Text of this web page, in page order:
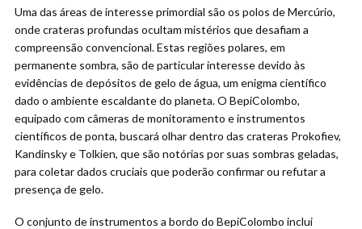
Uma das áreas de interesse primordial são os polos de Mercúrio,
onde crateras profundas ocultam mistérios que desafiam a
compreensão convencional. Estas regiões polares, em
permanente sombra, são de particular interesse devido às
evidências de depósitos de gelo de água, um enigma científico
dado o ambiente escaldante do planeta. O BepiColombo,
equipado com câmeras de monitoramento e instrumentos
científicos de ponta, buscará olhar dentro das crateras Prokofiev,
Kandinsky e Tolkien, que são notórias por suas sombras geladas,
para coletar dados cruciais que poderão confirmar ou refutar a
presença de gelo.
O conjunto de instrumentos a bordo do BepiColombo inclui